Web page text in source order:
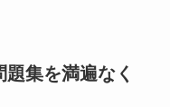
集を満遍なく